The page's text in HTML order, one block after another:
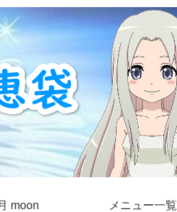
moon メニュー一覧